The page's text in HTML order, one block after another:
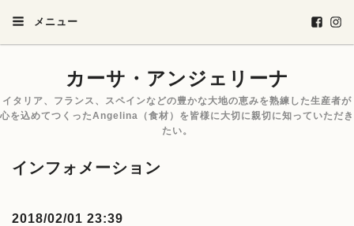
メニュー
カーサ・アンジェリーナ
イタリア、フランス、スペインなどの豊かな大地の恵みを熟練した生産者が
心を込めてつくったAngelina（食材）を皆様に大切に親切に知っていただき
たい。
インフォメーション
2018/02/01 23:39